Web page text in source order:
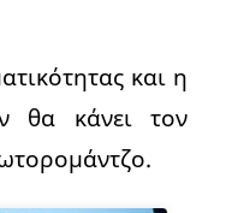
και η
θα κάνει τον